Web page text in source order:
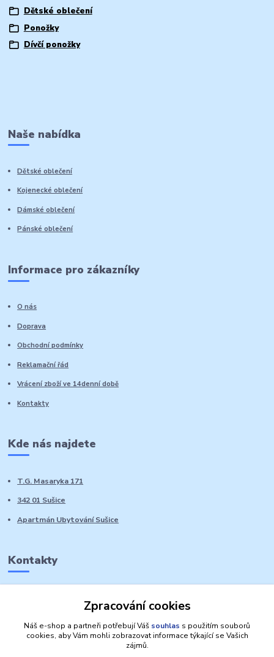
Dětské oblečení
Ponožky
Dívčí ponožky
Naše nabídka
Dětské oblečení
Kojenecké oblečení
Dámské oblečení
Pánské oblečení
Informace pro zákazníky
O nás
Doprava
Obchodní podmínky
Reklamační řád
Vrácení zboží ve 14denní době
Kontakty
Kde nás najdete
T.G. Masaryka 171
342 01 Sušice
Apartmán Ubytování Sušice
Kontakty
Zpracování cookies
Náš e-shop a partneři potřebují Váš souhlas s použitím souborů
cookies, aby Vám mohli zobrazovat informace týkající se Vašich
zájmů.